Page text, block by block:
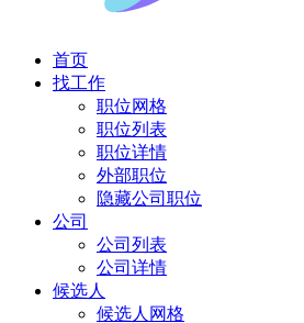
首页
找工作
职位网格
职位列表
职位详情
外部职位
隐藏公司职位
公司
公司列表
公司详情
候选人
候选人网格